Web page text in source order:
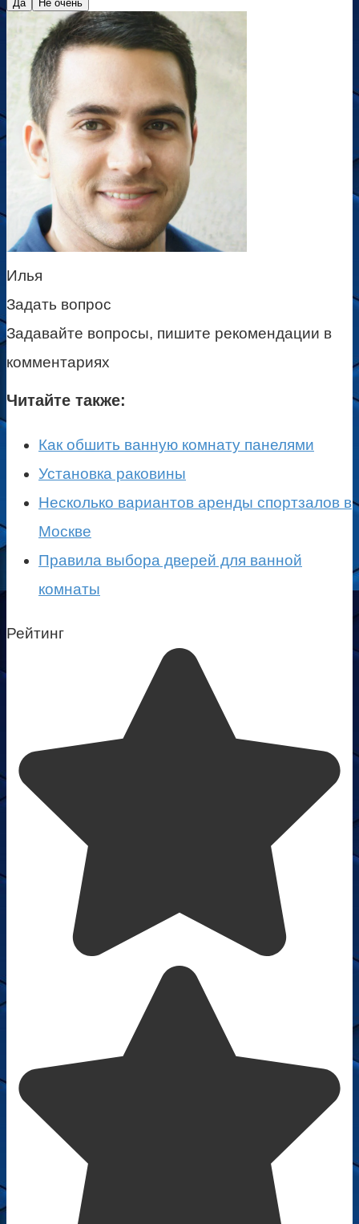
Да Не очень
Илья
Задать вопрос
Задавайте вопросы, пишите рекомендации в
комментариях
Читайте также:
Как обшить ванную комнату панелями
Установка раковины
Несколько вариантов аренды спортзалов в
Москве
Правила выбора дверей для ванной
комнаты
Рейтинг